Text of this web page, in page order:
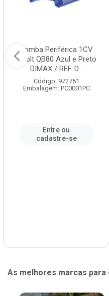
Bomba Periférica 1CV
Bivolt QB80 Azul e Preto
DIMAX / REF. D...
Código: 972751
Embalagem: PC0001PC
Entre ou
cadastre-se
As melhores marcas para